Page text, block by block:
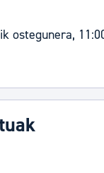
ostegunera,